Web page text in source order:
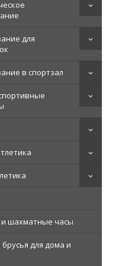
для
в спортзал
шахматные часы
для дома и